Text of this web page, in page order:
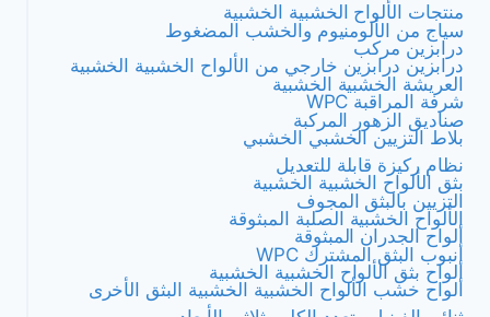
منتجات الألواح الخشبية الخشبية
سياج من الألومنيوم والخشب المضغوط
درابزين مركب
درابزين درابزين خارجي من الألواح الخشبية الخشبية
العريشة الخشبية الخشبية
شرفة المراقبة WPC
صناديق الزهور المركبة
بلاط التزيين الخشبي الخشبي
نظام ركيزة قابلة للتعديل
بثق الألواح الخشبية الخشبية
التزيين بالبثق المجوف
الألواح الخشبية الصلبة المبثوقة
ألواح الجدران المبثوقة
أنبوب البثق المشترك WPC
ألواح بثق الألواح الخشبية الخشبية
ألواح خشب الألواح الخشبية الخشبية البثق الأخرى